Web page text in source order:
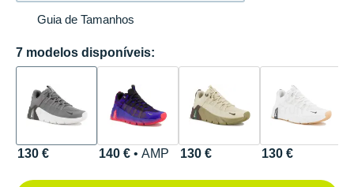
Guia de Tamanhos
7 modelos disponíveis:
130 € 140 €• AMP 130 € 130 €